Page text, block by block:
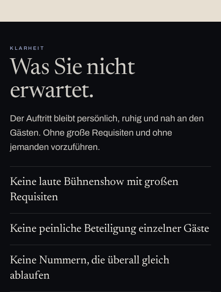
KLARHEIT
Was Sie nicht
erwartet.
Der Auftritt bleibt persönlich, ruhig und nah an den
Gästen. Ohne große Requisiten und ohne
jemanden vorzuführen.
Keine laute Bühnenshow mit großen
Requisiten
Keine peinliche Beteiligung einzelner Gäste
Keine Nummern, die überall gleich
ablaufen